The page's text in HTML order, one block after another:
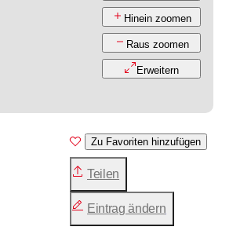
Hinein zoomen
Raus zoomen
Erweitern
Zu Favoriten hinzufügen
Teilen
Eintrag ändern